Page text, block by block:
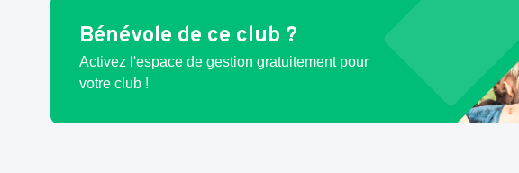
Bénévole de ce club ?
Activez l'espace de gestion gratuitement pour
votre club !